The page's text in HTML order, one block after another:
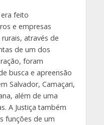
feito
e empresas
através de
de um dos
foram
busca e apreensão
Salvador, Camaçari,
além de uma
A Justiça também
funções de um